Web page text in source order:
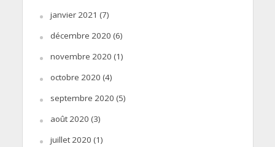
janvier 2021 (7)
décembre 2020 (6)
novembre 2020 (1)
octobre 2020 (4)
septembre 2020 (5)
août 2020 (3)
juillet 2020 (1)